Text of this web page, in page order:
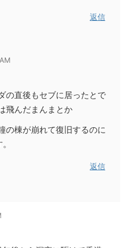
返信
の直後もセブに居ったとで
飛んだまんまとか
の棟が崩れて復旧するのに
返信